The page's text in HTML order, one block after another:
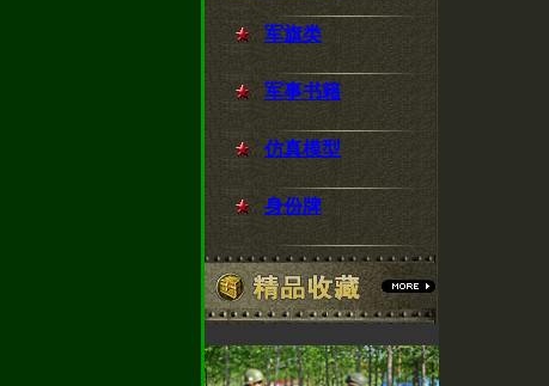
军旗类
军事书籍
仿真模型
身份牌